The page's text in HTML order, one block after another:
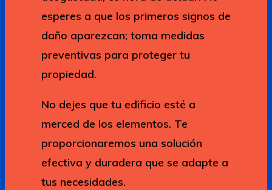
esperes a que los primeros signos de
daño aparezcan; toma medidas
preventivas para proteger tu
propiedad.
No dejes que tu edificio esté a
merced de los elementos. Te
proporcionaremos una solución
efectiva y duradera que se adapte a
tus necesidades.